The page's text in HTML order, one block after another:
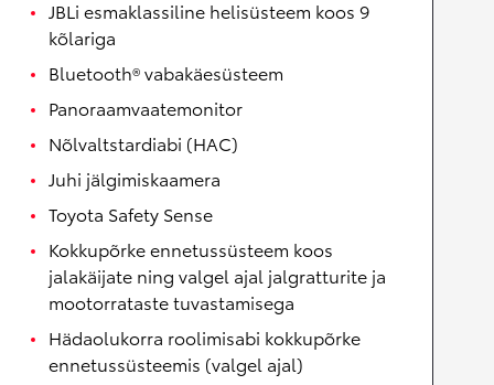
JBLi esmaklassiline helisüsteem koos 9
kõlariga
Bluetooth® vabakäesüsteem
Panoraamvaatemonitor
Nõlvaltstardiabi (HAC)
Juhi jälgimiskaamera
Toyota Safety Sense
Kokkupõrke ennetussüsteem koos
jalakäijate ning valgel ajal jalgratturite ja
mootorrataste tuvastamisega
Hädaolukorra roolimisabi kokkupõrke
ennetussüsteemis (valgel ajal)